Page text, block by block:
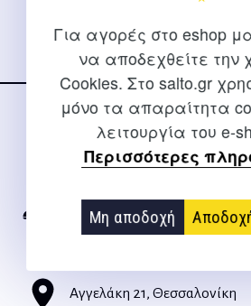
Για αγορές στο eshop
να αποδεχθείτε την
Cookies. Στο salto.gr
μόνο τα απαραίτητα
λειτουργία του e-
Περισσότερες
Μη αποδοχή
ΕΠΙΚΟΙΝΩΝΊΑ
Για διευκρινίσεις και υποστήριξη
2310 267108
Αγγελάκη 21, Θεσσαλονίκη